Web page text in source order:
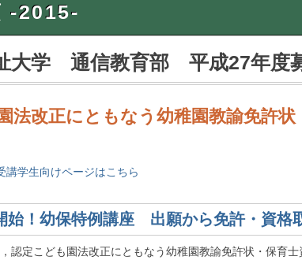
-2015-
大学 通信教育部 平成27年度
法改正にともなう幼稚園教諭免許
学生向けページはこちら
始！幼保特例講座 出願から免許・資格
認定こども園法改正にともなう幼稚園教諭免許状・保育